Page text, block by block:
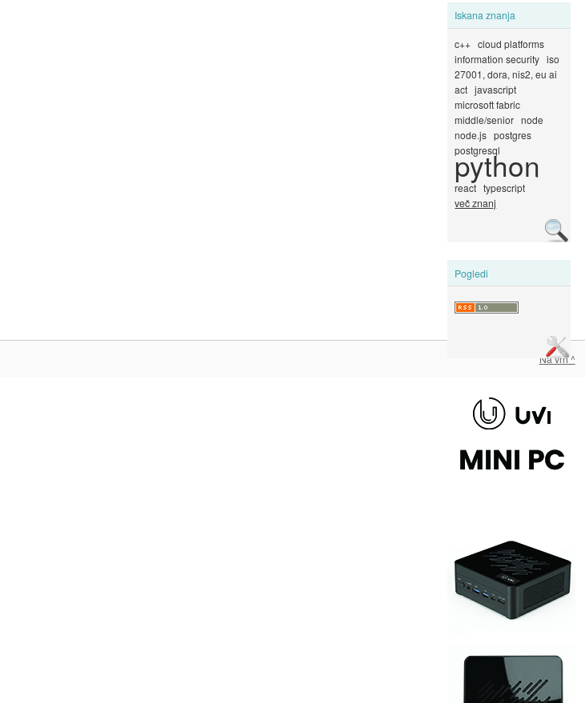
Iskana znanja
c++ cloud platforms
information security iso
27001, dora, nis2, eu ai
act javascript
microsoft fabric
middle/senior node
node.js postgres
postgresql
python
react typescript
več znanj
Pogledi
Na vrh ^